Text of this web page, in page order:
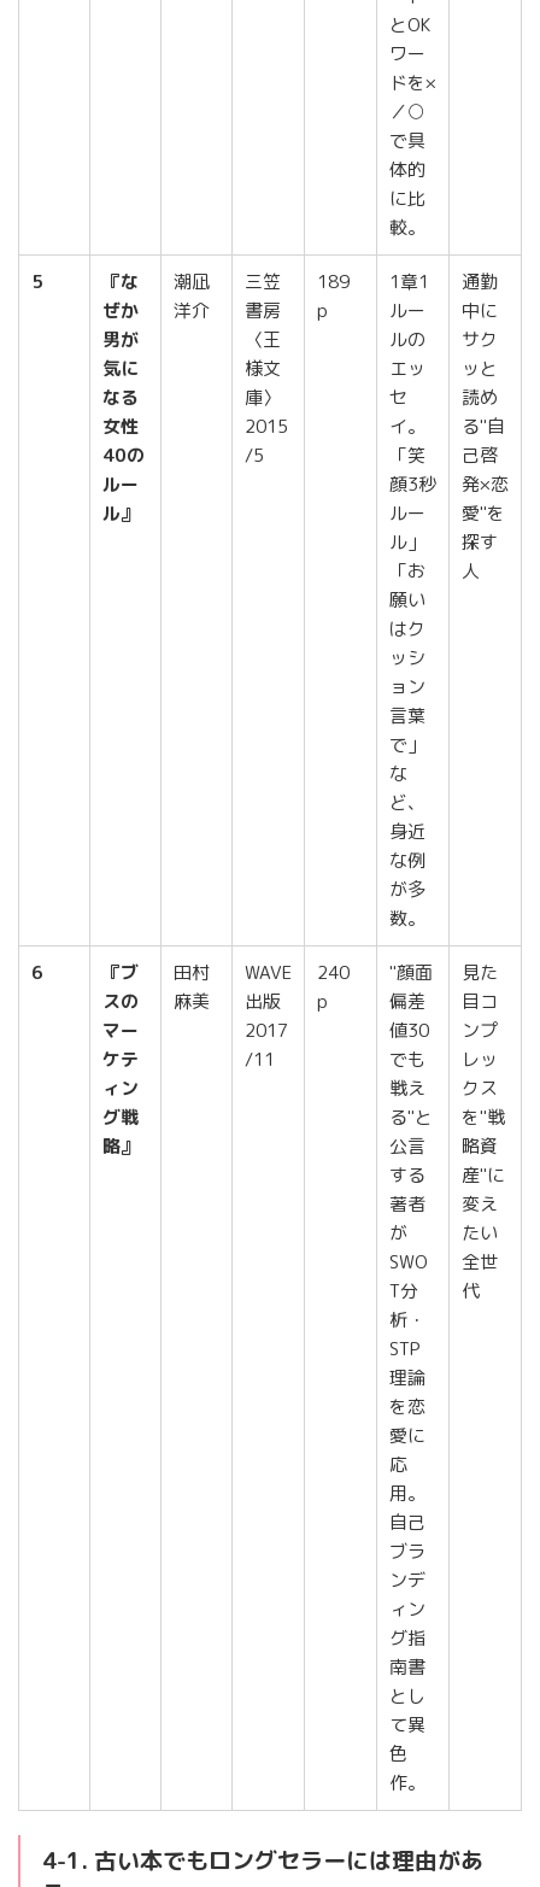
とOK
ワー
ドを×
／○
で具
体的
に比
較。
5
『な
ぜか
男が
気に
なる
女性
40の
ルー
ル』
潮凪
洋介
三笠
書房
〈王
様文
庫〉
2015
/5
189
p
1章1
ルー
ルの
エッ
セ
イ。
「笑
顔3秒
ルー
ル」
「お
願い
はク
ッシ
ョン
言葉
で」
な
ど、
身近
な例
が多
数。
通勤
中に
サク
ッと
読め
る"自
己啓
発×恋
愛"を
探す
人
6
『ブ
スの
マー
ケテ
ィン
グ戦
略』
田村
麻美
WAVE
出版
2017
/11
240
p
"顔面
偏差
値30
でも
戦え
る"と
公言
する
著者
が
SWO
T分
析・
STP
理論
を恋
愛に
応
用。
自己
ブラ
ンデ
ィン
グ指
南書
とし
て異
色
作。
見た
目コ
ンプ
レッ
クス
を"戦
略資
産"に
変え
たい
全世
代
4-1. 古い本でもロングセラーには理由があ